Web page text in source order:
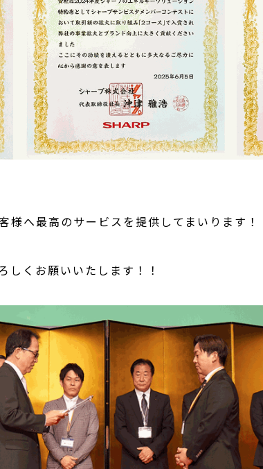
様へ最高のサービスを提供してまいります！
しくお願いいたします！！